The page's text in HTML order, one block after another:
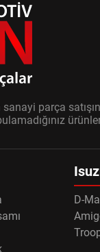
parça
D-